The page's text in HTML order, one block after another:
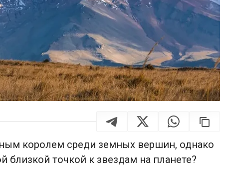
королем среди земных вершин, однако
близкой точкой к звездам на планете?